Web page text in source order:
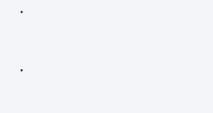
・
・